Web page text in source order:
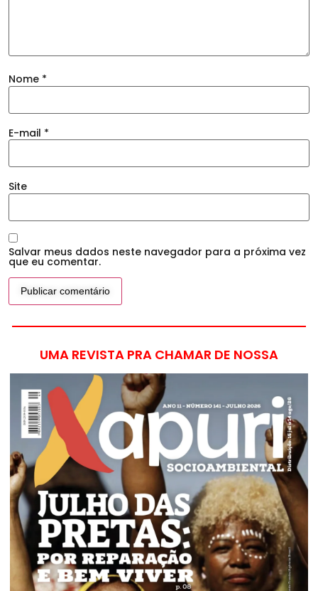
Nome *
E-mail *
Site
Salvar meus dados neste navegador para a próxima vez
que eu comentar.
UMA REVISTA PRA CHAMAR DE NOSSA